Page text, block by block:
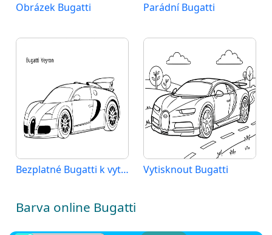
Obrázek Bugatti Parádní Bugatti
Bezplatné Bugatti k vytisknutí Vytisknout Bugatti
Barva online Bugatti